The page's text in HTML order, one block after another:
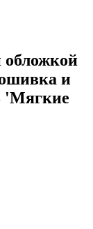
обложкой
и
'Мягкие